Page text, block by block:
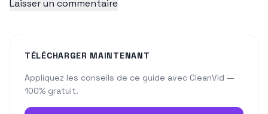
TÉLÉCHARGER MAINTENANT
Appliquez les conseils de ce guide avec CleanVid —
100% gratuit.